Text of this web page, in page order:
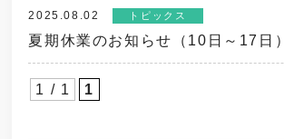
2025.08.02 トピックス
夏期休業のお知らせ（10日～17日）
1 / 1 1